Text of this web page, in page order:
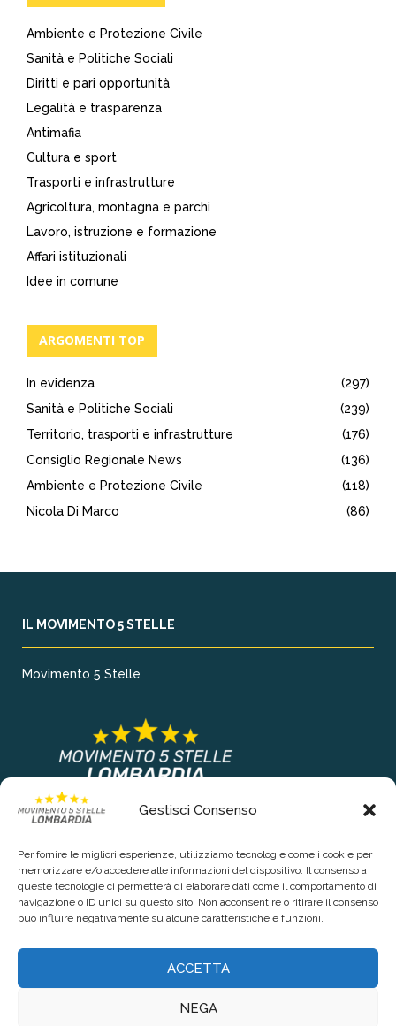
Gestisci Consenso
Per fornire le migliori esperienze, utilizziamo tecnologie come i cookie per
memorizzare e/o accedere alle informazioni del dispositivo. Il consenso a
queste tecnologie ci permetterà di elaborare dati come il comportamento di
navigazione o ID unici su questo sito. Non acconsentire o ritirare il consenso
può influire negativamente su alcune caratteristiche e funzioni.
ACCETTA
NEGA
Ambiente e Protezione Civile
Sanità e Politiche Sociali
Diritti e pari opportunità
Legalità e trasparenza
Antimafia
Cultura e sport
Trasporti e infrastrutture
Agricoltura, montagna e parchi
Lavoro, istruzione e formazione
Affari istituzionali
Idee in comune
ARGOMENTI TOP
In evidenza
(297)
Sanità e Politiche Sociali
(239)
Territorio, trasporti e infrastrutture
(176)
Consiglio Regionale News
(136)
Ambiente e Protezione Civile
(118)
Nicola Di Marco
(86)
IL MOVIMENTO 5 STELLE
Movimento 5 Stelle
COLLEGAMENTI PRINCIPALI
Contattaci
Privacy Policy